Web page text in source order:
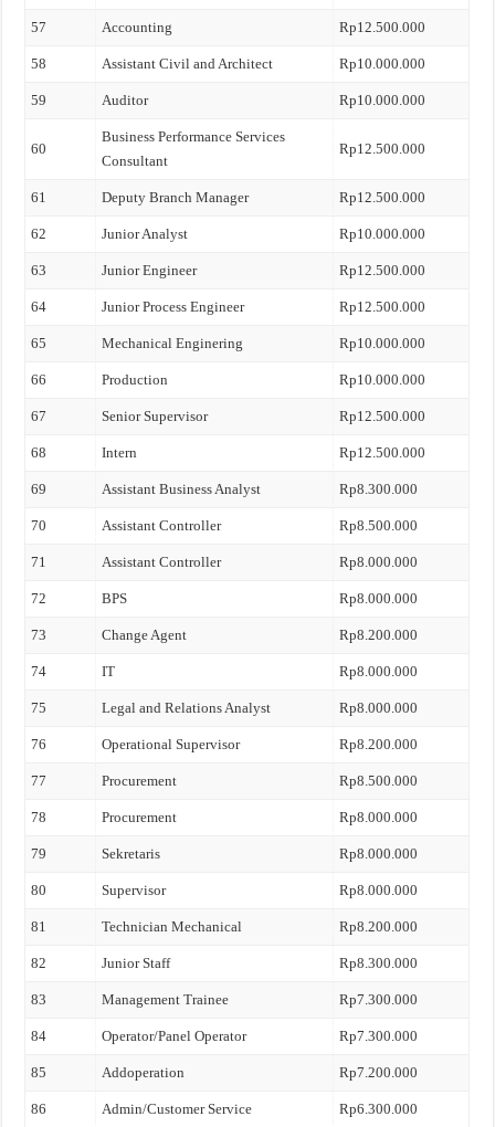
57 Accounting Rp12.500.000
58 Assistant Civil and Architect Rp10.000.000
59 Auditor Rp10.000.000
60
Business Performance Services
Consultant
Rp12.500.000
61 Deputy Branch Manager Rp12.500.000
62 Junior Analyst Rp10.000.000
63 Junior Engineer Rp12.500.000
64 Junior Process Engineer Rp12.500.000
65 Mechanical Enginering Rp10.000.000
66 Production Rp10.000.000
67 Senior Supervisor Rp12.500.000
68 Intern Rp12.500.000
69 Assistant Business Analyst Rp8.300.000
70 Assistant Controller Rp8.500.000
71 Assistant Controller Rp8.000.000
72 BPS Rp8.000.000
73 Change Agent Rp8.200.000
74 IT Rp8.000.000
75 Legal and Relations Analyst Rp8.000.000
76 Operational Supervisor Rp8.200.000
77 Procurement Rp8.500.000
78 Procurement Rp8.000.000
79 Sekretaris Rp8.000.000
80 Supervisor Rp8.000.000
81 Technician Mechanical Rp8.200.000
82 Junior Staff Rp8.300.000
83 Management Trainee Rp7.300.000
84 Operator/Panel Operator Rp7.300.000
85 Addoperation Rp7.200.000
86 Admin/Customer Service Rp6.300.000